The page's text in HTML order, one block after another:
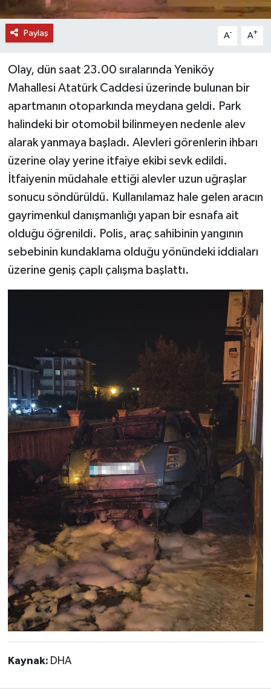
Paylaş A- A+
Olay, dün saat 23.00 sıralarında Yeniköy
Mahallesi Atatürk Caddesi üzerinde bulunan bir
apartmanın otoparkında meydana geldi. Park
halindeki bir otomobil bilinmeyen nedenle alev
alarak yanmaya başladı. Alevleri görenlerin ihbarı
üzerine olay yerine itfaiye ekibi sevk edildi.
İtfaiyenin müdahale ettiği alevler uzun uğraşlar
sonucu söndürüldü. Kullanılamaz hale gelen aracın
gayrimenkul danışmanlığı yapan bir esnafa ait
olduğu öğrenildi. Polis, araç sahibinin yangının
sebebinin kundaklama olduğu yönündeki iddiaları
üzerine geniş çaplı çalışma başlattı.
Kaynak: DHA
VİDEO HABERLER
MAGAZİN